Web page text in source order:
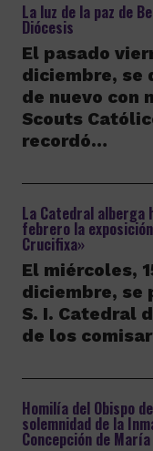
La luz de la paz de
Diócesis
El pasado
diciembre, se
de nuevo con
Scouts
recordó…
La Catedral alberga
febrero la
Crucifixa»
El miércoles,
diciembre, se
S. I. Catedral
de los
Homilía del Obispo
solemnidad de la
Concepción de María